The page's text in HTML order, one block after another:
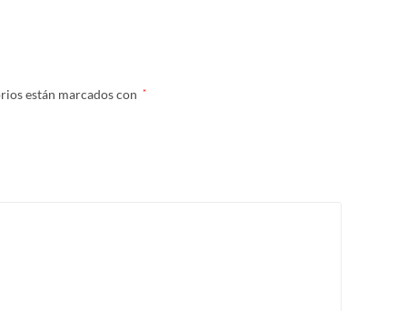
están marcados con *